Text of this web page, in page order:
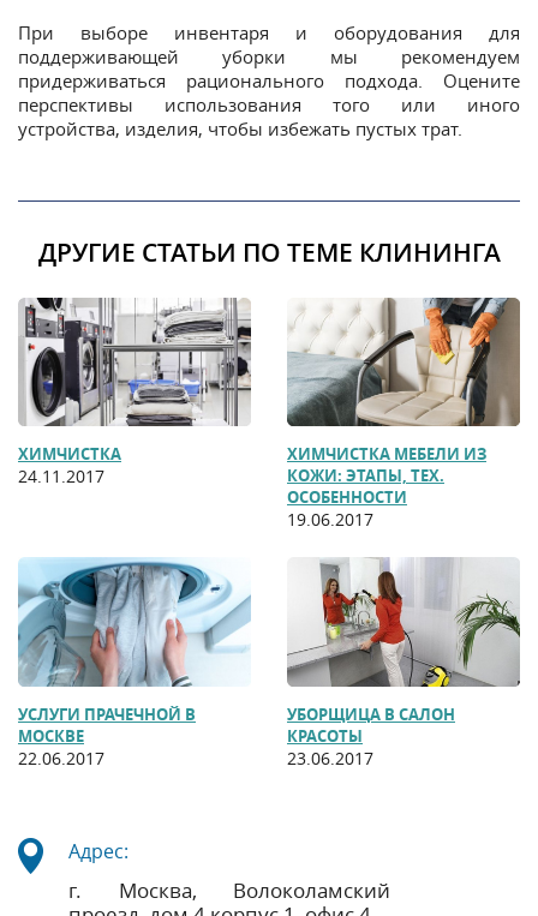
При выборе инвентаря и оборудования для
поддерживающей уборки мы рекомендуем
придерживаться рационального подхода. Оцените
перспективы использования того или иного
устройства, изделия, чтобы избежать пустых трат.
ДРУГИЕ СТАТЬИ ПО ТЕМЕ КЛИНИНГА
ХИМЧИСТКА
24.11.2017
ХИМЧИСТКА МЕБЕЛИ ИЗ
КОЖИ: ЭТАПЫ, ТЕХ.
ОСОБЕННОСТИ
19.06.2017
УСЛУГИ ПРАЧЕЧНОЙ В
МОСКВЕ
22.06.2017
УБОРЩИЦА В САЛОН
КРАСОТЫ
23.06.2017
Адрес:
г. Москва, Волоколамский